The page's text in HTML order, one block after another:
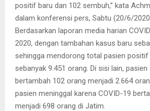
positif baru dan 102 sembuh,” kata
dalam konferensi pers, Sabtu (20/6/
Berdasarkan laporan media harian
2020, dengan tambahan kasus baru
sehingga mendorong total pasien
sebanyak 9.451 orang. Di sisi lain,
bertambah 102 orang menjadi 2.664
pasien meninggal karena COVID-19
menjadi 698 orang di Jatim.